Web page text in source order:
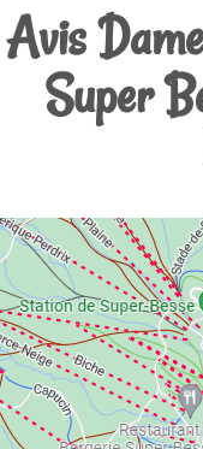
Avis
Super